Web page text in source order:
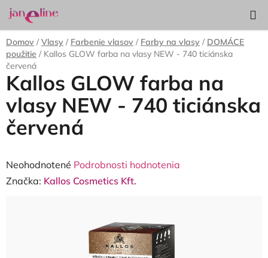
Prejsť
na
obsah
KOŠÍK
Domov / Vlasy / Farbenie vlasov / Farby na vlasy / DOMÁCE
použitie / Kallos GLOW farba na vlasy NEW - 740 ticiánska
červená
Kallos GLOW farba na
vlasy NEW - 740 ticiánska
červená
Priemerné
hodnotenie
Neohodnotené Podrobnosti hodnotenia
Značka: Kallos Cosmetics Kft.